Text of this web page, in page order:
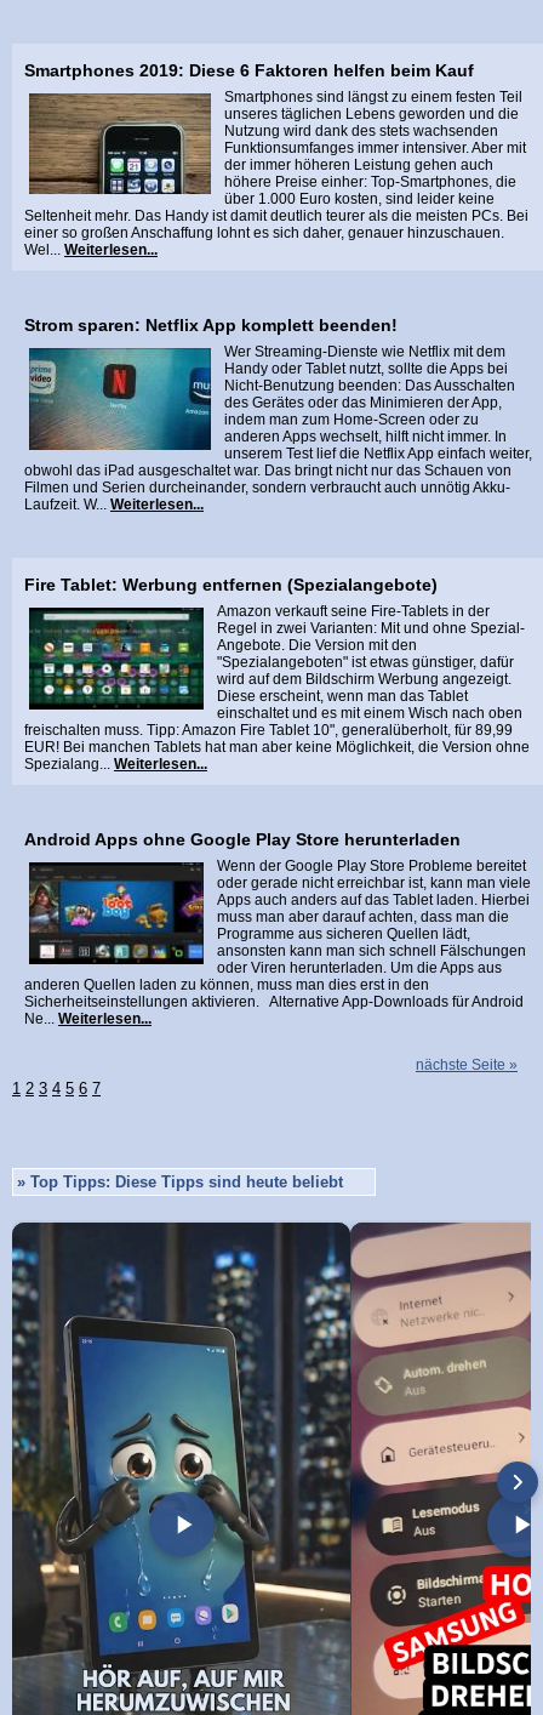
Smartphones 2019: Diese 6 Faktoren helfen beim Kauf
Smartphones sind längst zu einem festen Teil
unseres täglichen Lebens geworden und die
Nutzung wird dank des stets wachsenden
Funktionsumfanges immer intensiver. Aber mit
der immer höheren Leistung gehen auch
höhere Preise einher: Top-Smartphones, die
über 1.000 Euro kosten, sind leider keine
Seltenheit mehr. Das Handy ist damit deutlich teurer als die meisten PCs. Bei
einer so großen Anschaffung lohnt es sich daher, genauer hinzuschauen.
Wel... Weiterlesen...
Strom sparen: Netflix App komplett beenden!
Wer Streaming-Dienste wie Netflix mit dem
Handy oder Tablet nutzt, sollte die Apps bei
Nicht-Benutzung beenden: Das Ausschalten
des Gerätes oder das Minimieren der App,
indem man zum Home-Screen oder zu
anderen Apps wechselt, hilft nicht immer. In
unserem Test lief die Netflix App einfach weiter,
obwohl das iPad ausgeschaltet war. Das bringt nicht nur das Schauen von
Filmen und Serien durcheinander, sondern verbraucht auch unnötig Akku-
Laufzeit. W... Weiterlesen...
Fire Tablet: Werbung entfernen (Spezialangebote)
Amazon verkauft seine Fire-Tablets in der
Regel in zwei Varianten: Mit und ohne Spezial-
Angebote. Die Version mit den
"Spezialangeboten" ist etwas günstiger, dafür
wird auf dem Bildschirm Werbung angezeigt.
Diese erscheint, wenn man das Tablet
einschaltet und es mit einem Wisch nach oben
freischalten muss. Tipp: Amazon Fire Tablet 10", generalüberholt, für 89,99
EUR! Bei manchen Tablets hat man aber keine Möglichkeit, die Version ohne
Spezialang... Weiterlesen...
Android Apps ohne Google Play Store herunterladen
Wenn der Google Play Store Probleme bereitet
oder gerade nicht erreichbar ist, kann man viele
Apps auch anders auf das Tablet laden. Hierbei
muss man aber darauf achten, dass man die
Programme aus sicheren Quellen lädt,
ansonsten kann man sich schnell Fälschungen
oder Viren herunterladen. Um die Apps aus
anderen Quellen laden zu können, muss man dies erst in den
Sicherheitseinstellungen aktivieren. Alternative App-Downloads für Android
Ne... Weiterlesen...
nächste Seite »
1 2 3 4 5 6 7
» Top Tipps: Diese Tipps sind heute beliebt